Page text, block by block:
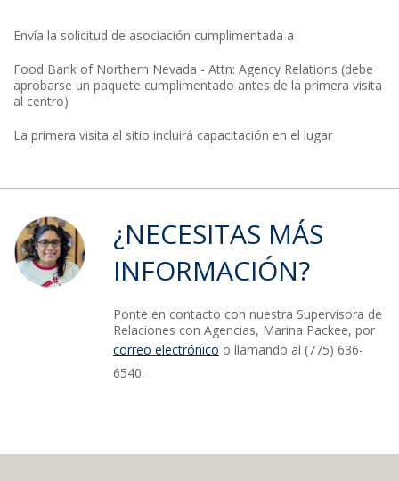
Envía la solicitud de asociación cumplimentada a
Food Bank of Northern Nevada - Attn: Agency Relations (debe
aprobarse un paquete cumplimentado antes de la primera visita
al centro)
La primera visita al sitio incluirá capacitación en el lugar
¿NECESITAS MÁS
INFORMACIÓN?
Ponte en contacto con nuestra Supervisora de
Relaciones con Agencias, Marina Packee, por
correo electrónico o llamando al (775) 636-
6540.